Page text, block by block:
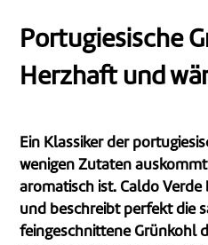
Portugiesische
Herzhaft und
Ein Klassiker der
wenigen Zutaten
aromatisch ist. Caldo Verde
und beschreibt perfekt die
feingeschnittene Grünkohl